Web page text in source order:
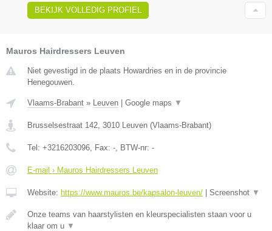
BEKIJK VOLLEDIG PROFIEL
Mauros Hairdressers Leuven
Niet gevestigd in de plaats Howardries en in de provincie
Henegouwen.
Vlaams-Brabant » Leuven Google maps ▼
Brusselsestraat 142 3010 Leuven (Vlaams-Brabant)
Tel: +3216203096 , Fax: - , BTW-nr: -
E-mail › Mauros Hairdressers Leuven
Website: https://www.mauros.be/kapsalon-leuven/ Screenshot ▼
Onze teams van haarstylisten en kleurspecialisten staan voor u
klaar om u ▼